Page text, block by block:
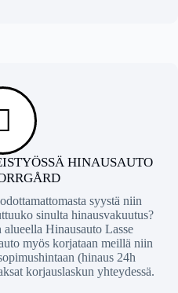
HINAUSAUTO
syystä niin
sinulta hinausvakuutus?
Hinausauto Lasse
myös korjataan meillä niin
(hinaus 24h
korjauslaskun yhteydessä.